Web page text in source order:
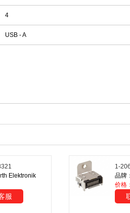
4
USB - A
Elektronik
服
1-
价格